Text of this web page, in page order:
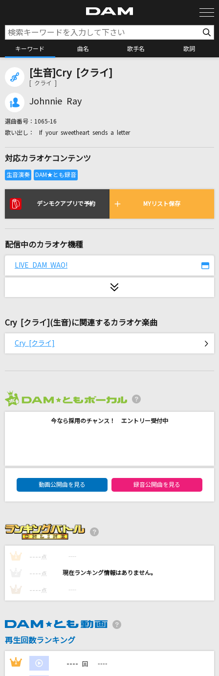
キーワード 曲名 歌手名 歌詞
カラオケ検索
カラオケ店舗検索
リアルタイムで歌われている曲の一覧
高橋真梨子
[生音]雪月花
寺島拓篤
ユキトキ
篠原涼子with t.komuro
[生音]果てない空
宇多田ヒカル
[生音]ロビンソン
以心伝心
19
カラオケ最新情報をチェック！
[生音]Cry [クライ]
[ クライ ]
Johnnie Ray
選曲番号： 1065-16
If your sweetheart sends a letter
対応カラオケコンテンツ
デンモクアプリで予約 MYリスト保存
配信中のカラオケ機種
LIVE DAM WAO!
Cry [クライ](生音)に関連するカラオケ楽曲
Cry [クライ]
今なら採用のチャンス！ エントリー受付中
DAM★ともボーカルエントリーランキング
動画公開曲を見る
録音公開曲を見る
1 ---- 点 ----
---- 点 ----
3 ---- 点 ----
再生回数ランキング
1 ---- 回 ----